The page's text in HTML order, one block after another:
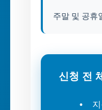
주말 및 공휴
신청 전